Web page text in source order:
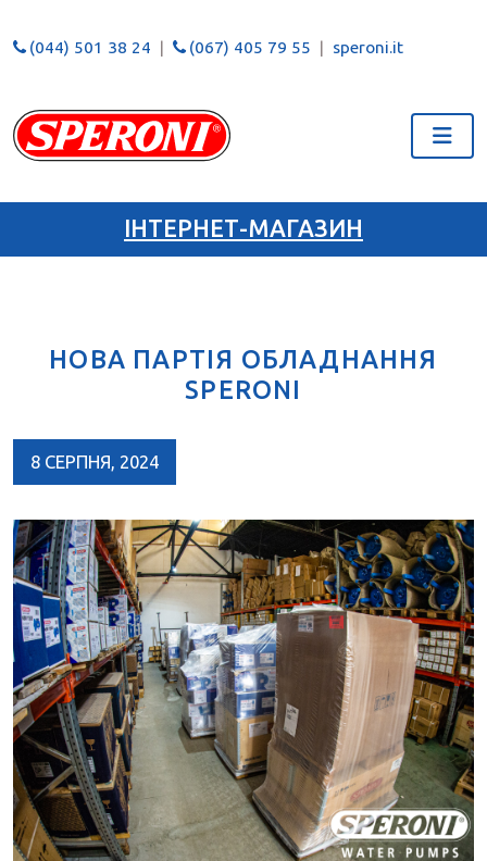
(044) 501 38 24 (067) 405 79 55 speroni.it
ІНТЕРНЕТ-МАГАЗИН
НОВА ПАРТІЯ ОБЛАДНАННЯ
SPERONI
8 СЕРПНЯ, 2024